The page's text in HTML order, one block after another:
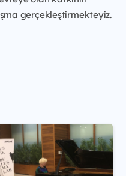
gerçekleştirmekteyiz.